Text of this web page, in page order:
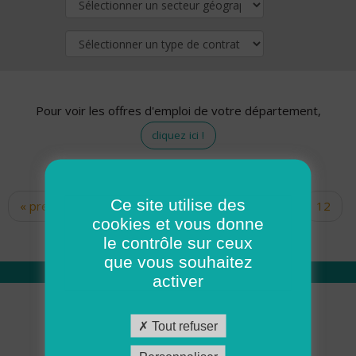
Pour voir les offres d'emploi de votre département,
cliquez ici !
Pages
« premier ‹ précédent … 10
12
14 15 16 17
Qui sommes nous
Académie ADMR
Ce site utilise des
cookies et vous donne
le contrôle sur ceux
que vous souhaitez
activer
Tout refuser